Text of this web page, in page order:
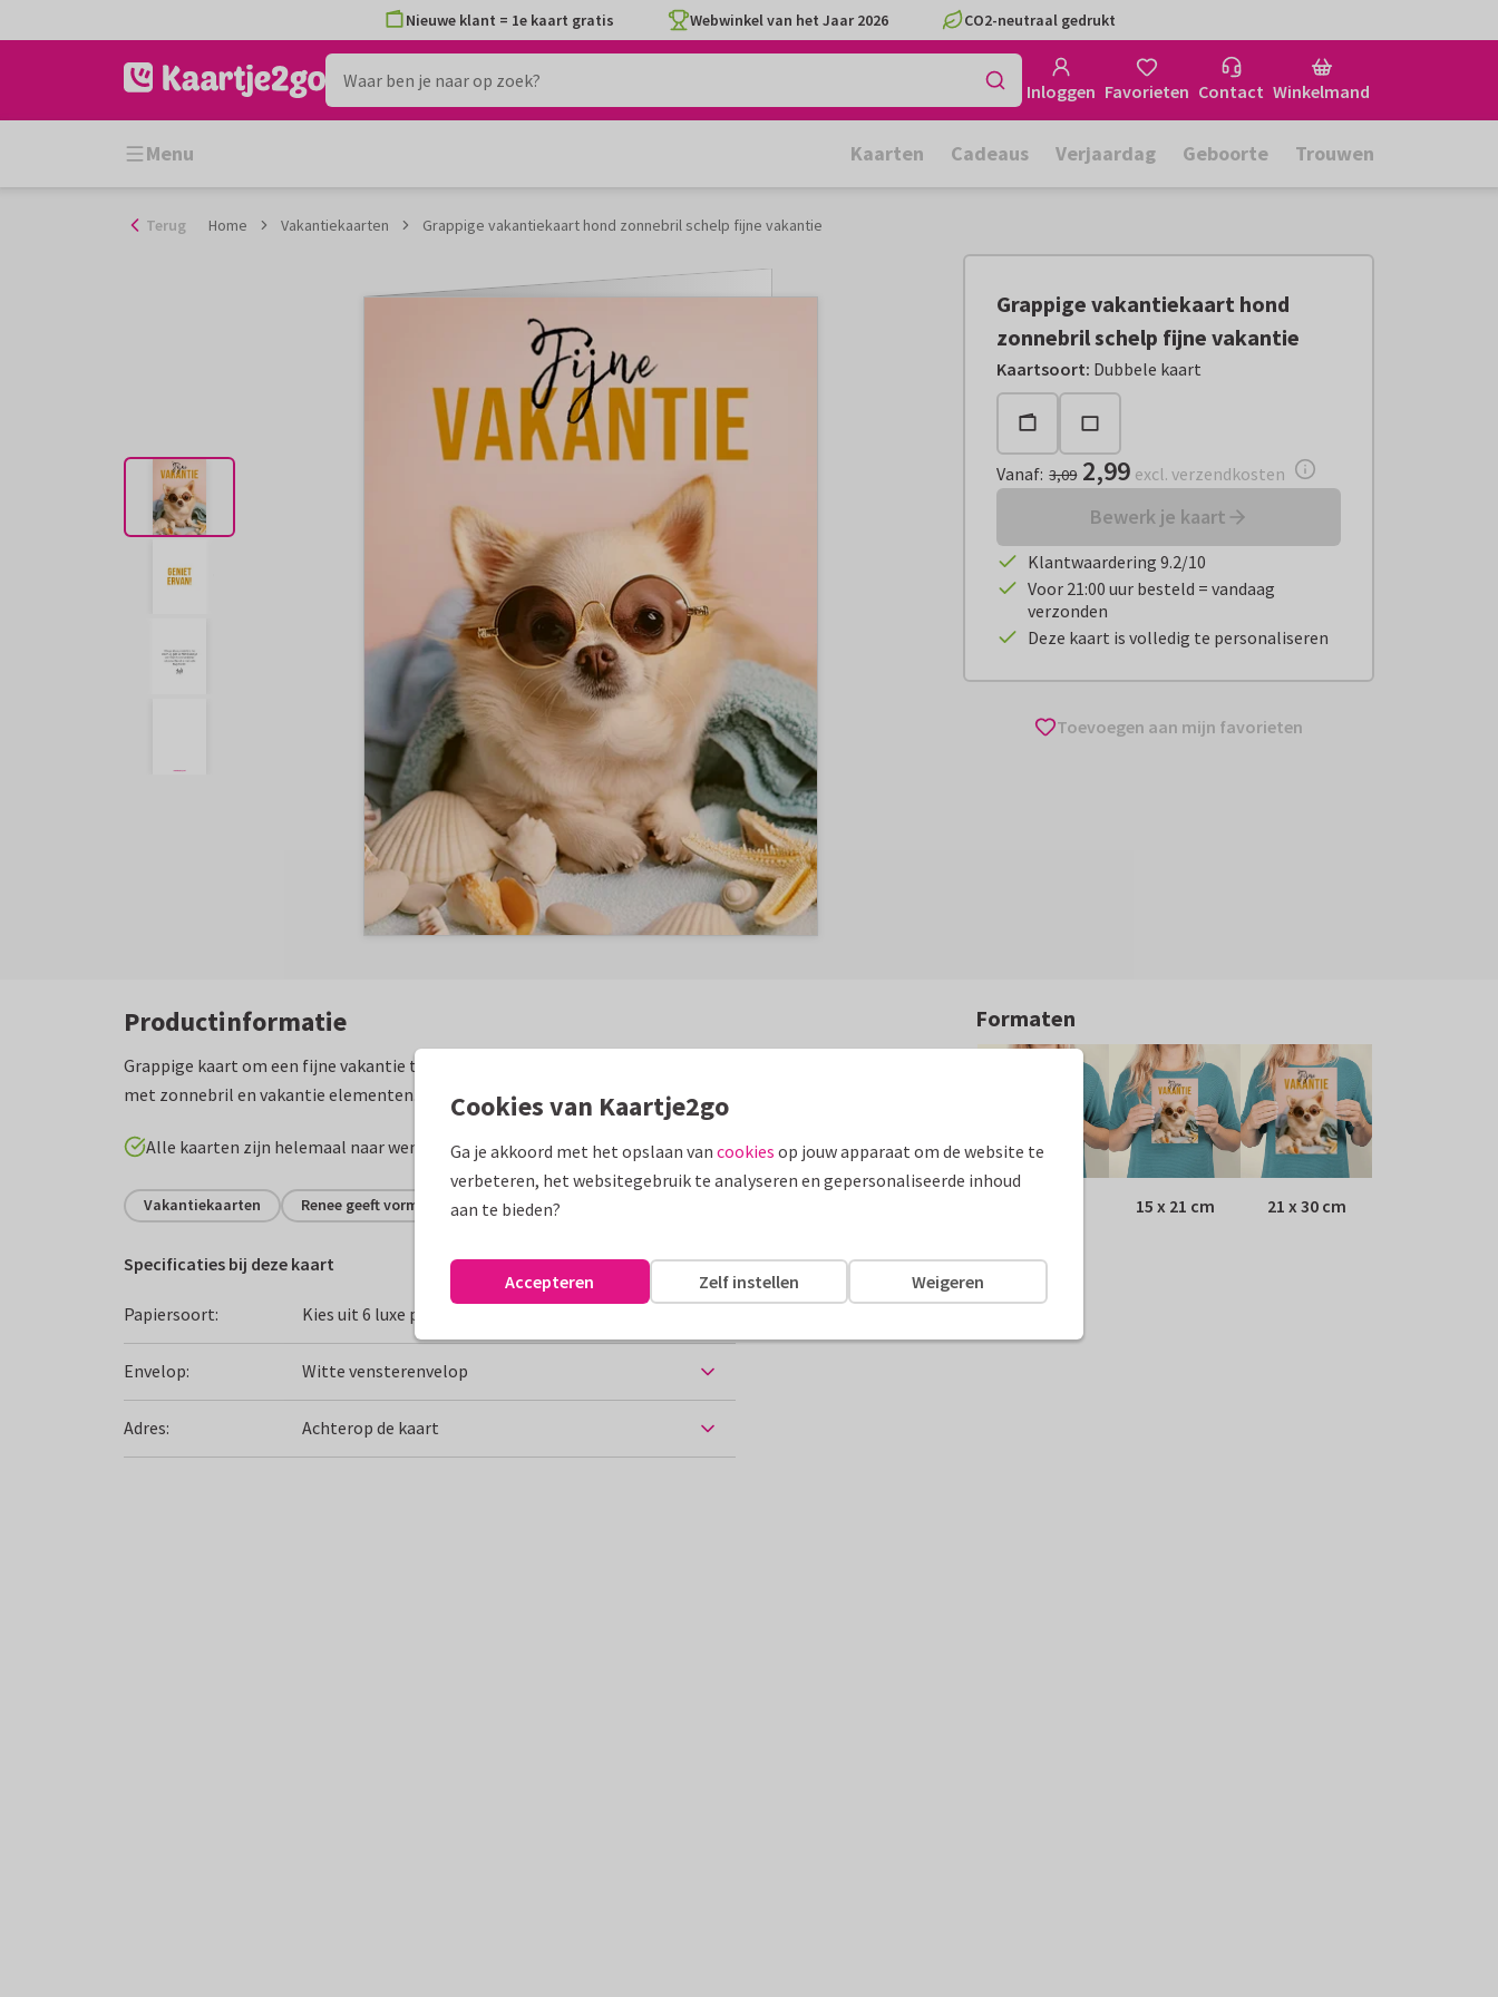
naar
Nieuwe klant = 1e kaart gratis Webwinkel van het Jaar 2026 CO2-neutraal gedrukt
Inloggen Favorieten Contact Winkelmand
Menu Kaarten Cadeaus Verjaardag Geboorte Trouwen
Terug Home Vakantiekaarten Grappige vakantiekaart hond zonnebril schelp fijne vakantie
Grappige vakantiekaart hond
zonnebril schelp fijne vakantie
Kaartsoort: Dubbele kaart
Vanaf:€ 2,99 excl. verzendkosten
Vanaf: 3,09 2,99 excl. verzendkosten
Bewerk je kaart
Klantwaardering 9.2/10
Voor 21:00 uur besteld = vandaag
verzonden
Deze kaart is volledig te personaliseren
Toevoegen aan mijn favorieten
Productinformatie
Grappige kaart om een fijne vakantie te wensen met zomerse foto van hond
met zonnebril en vakantie elementen. Teksten zijn aanpasbaar.
Alle kaarten zijn helemaal naar wens aan te passen
Vakantiekaarten Renee geeft vorm Fijne vakantie
Specificaties bij deze kaart
Papiersoort: Kies uit 6 luxe papiersoorten
Envelop: Witte vensterenvelop
Adres: Achterop de kaart
Formaten
15 x 21 cm 21 x 30 cm
Cookies van Kaartje2go
Ga je akkoord met het opslaan van cookies op jouw apparaat om de website te
verbeteren, het websitegebruik te analyseren en gepersonaliseerde inhoud
aan te bieden?
Weigeren
Zelf instellen
Accepteren